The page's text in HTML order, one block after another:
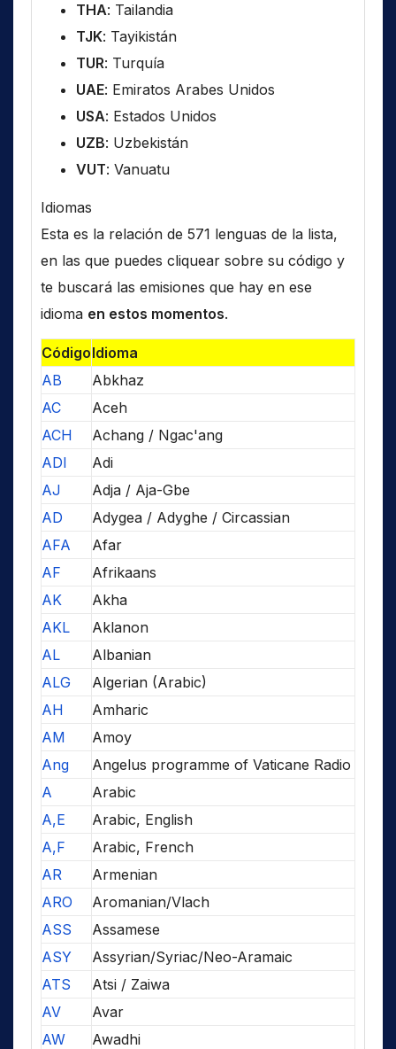
THA: Tailandia
TJK: Tayikistán
TUR: Turquía
UAE: Emiratos Arabes Unidos
USA: Estados Unidos
UZB: Uzbekistán
VUT: Vanuatu
Idiomas
Esta es la relación de 571 lenguas de la lista,
en las que puedes cliquear sobre su código y
te buscará las emisiones que hay en ese
idioma en estos momentos.
CódigoIdioma
AB
Abkhaz
AC
Aceh
ACH
Achang / Ngac'ang
ADI
Adi
AJ
Adja / Aja-Gbe
AD
Adygea / Adyghe / Circassian
AFA
Afar
AF
Afrikaans
AK
Akha
AKL
Aklanon
AL
Albanian
ALG
Algerian (Arabic)
AH
Amharic
AM
Amoy
Ang
Angelus programme of Vaticane Radio
A
Arabic
A,E
Arabic, English
A,F
Arabic, French
AR
Armenian
ARO
Aromanian/Vlach
ASS
Assamese
ASY
Assyrian/Syriac/Neo-Aramaic
ATS
Atsi / Zaiwa
AV
Avar
AW
Awadhi